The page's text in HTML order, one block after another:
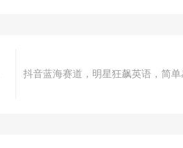
抖音蓝海赛道，明星狂飙英语，简单